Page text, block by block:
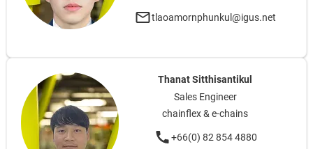
tlaoamornphunkul@igus.net
Thanat Sitthisantikul
Sales Engineer
chainflex & e-chains
+66(0) 82 854 4880